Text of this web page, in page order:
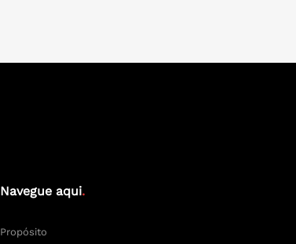
Navegue aqui.
Propósito